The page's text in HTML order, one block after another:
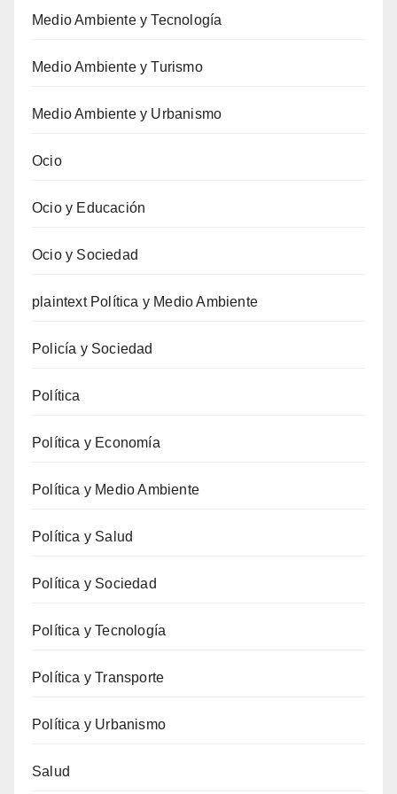
Medio Ambiente y Tecnología
Medio Ambiente y Turismo
Medio Ambiente y Urbanismo
Ocio
Ocio y Educación
Ocio y Sociedad
plaintext Política y Medio Ambiente
Policía y Sociedad
Política
Política y Economía
Política y Medio Ambiente
Política y Salud
Política y Sociedad
Política y Tecnología
Política y Transporte
Política y Urbanismo
Salud